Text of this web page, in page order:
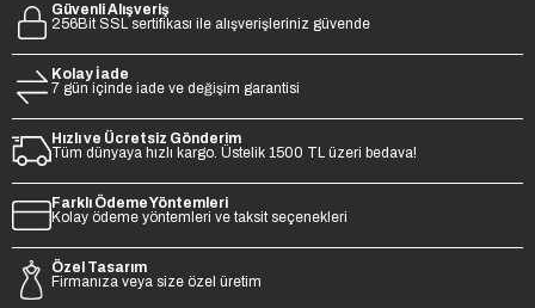
Güvenli Alışveriş
256Bit SSL sertifikası ile alışverişleriniz güvende
Kolay İade
7 gün içinde iade ve değişim garantisi
Hızlı ve Ücretsiz Gönderim
Tüm dünyaya hızlı kargo. Üstelik 1500 TL üzeri bedava!
Farklı Ödeme Yöntemleri
Kolay ödeme yöntemleri ve taksit seçenekleri
Özel Tasarım
Firmanıza veya size özel üretim